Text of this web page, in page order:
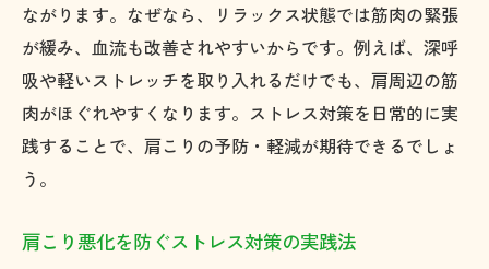
ながります。なぜなら、リラックス状態では筋肉の緊張
が緩み、血流も改善されやすいからです。例えば、深呼
吸や軽いストレッチを取り入れるだけでも、肩周辺の筋
肉がほぐれやすくなります。ストレス対策を日常的に実
践することで、肩こりの予防・軽減が期待できるでしょ
う。
肩こり悪化を防ぐストレス対策の実践法